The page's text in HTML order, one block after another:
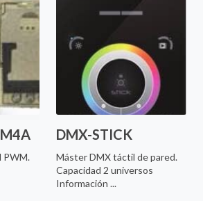
PWM.
DMX-STICK
Máster DMX táctil de pared.
Capacidad 2 universos
Información ...